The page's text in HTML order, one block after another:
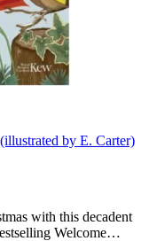
by E. Carter)
with this decadent
Welcome…